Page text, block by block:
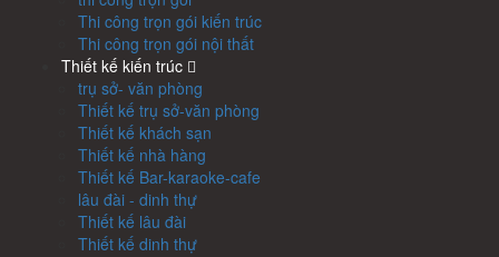
Thi công trọn gói kiến trúc
Thi công trọn gói nội thất
Thiết kế kiến trúc
trụ sở- văn phòng
Thiết kế trụ sở-văn phòng
Thiết kế khách sạn
Thiết kế nhà hàng
Thiết kế Bar-karaoke-cafe
lâu đài - dinh thự
Thiết kế lâu đài
Thiết kế dinh thự